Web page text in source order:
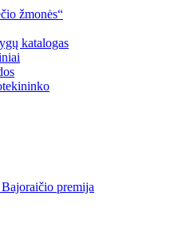
žmonės“
katalogas
premija